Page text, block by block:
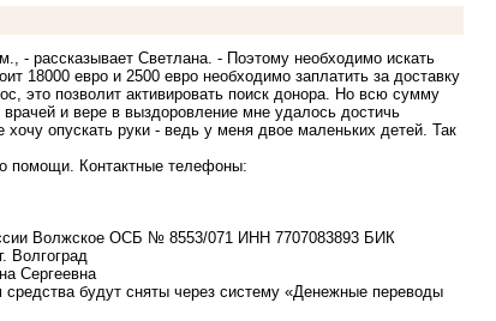
- рассказывает Светлана. - Поэтому необходимо искать
18000 евро и 2500 евро необходимо заплатить за доставку
это позволит активировать поиск донора. Но всю сумму
и вере в выздоровление мне удалось достичь
опускать руки - ведь у меня двое маленьких детей. Так
помощи. Контактные телефоны:
Волжское ОСБ № 8553/071 ИНН 7707083893 БИК
Волгоград
Сергеевна
будут сняты через систему «Денежные переводы